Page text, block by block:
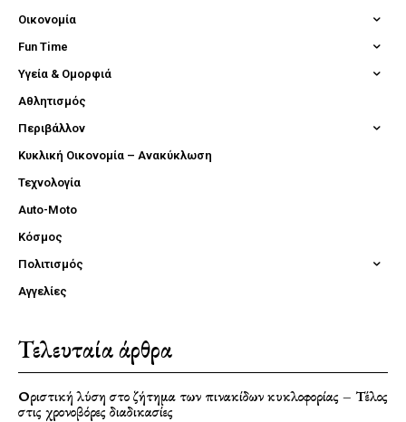
Οικονομία
Fun Time
Υγεία & Ομορφιά
Αθλητισμός
Περιβάλλον
Κυκλική Οικονομία – Ανακύκλωση
Τεχνολογία
Auto-Moto
Κόσμος
Πολιτισμός
Αγγελίες
Τελευταία άρθρα
Οριστική λύση στο ζήτημα των πινακίδων κυκλοφορίας – Τέλος
στις χρονοβόρες διαδικασίες